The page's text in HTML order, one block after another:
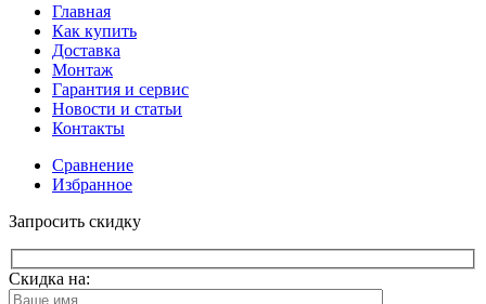
Главная
Как купить
Доставка
Монтаж
Гарантия и сервис
Новости и статьи
Контакты
Сравнение
Избранное
Запросить скидку
Скидка на: